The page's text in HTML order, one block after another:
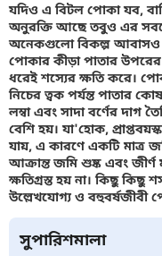
যদিও এ বিটল পোকা যব,
অনুরক্তি আছে তবুও এর
অনেকগুলো বিকল্প আবাসও
পোকার কীড়া পাতার
ধরেই শস্যের ক্ষতি করে।
নিচের ত্বক পর্যন্ত পাতার
লম্বা এবং সাদা বর্ণের দাগ
বেশি হয়। যা'হোক,
যায়, এ কারণে একটি মাত্র
আক্রান্ত জমি শুষ্ক এবং
ক্ষতিগ্রস্ত হয় না। কিছু
উল্লেখযোগ্য ও বহুবর্ষজীবী
সুপারিশমালা